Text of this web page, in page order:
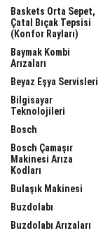
Baskets Orta Sepet,
Çatal Bıçak Tepsisi
(Konfor Rayları)
Baymak Kombi
Arızaları
Beyaz Eşya Servisleri
Bilgisayar
Teknolojileri
Bosch
Bosch Çamaşır
Makinesi Arıza
Kodları
Bulaşık Makinesi
Buzdolabı
Buzdolabı Arızaları